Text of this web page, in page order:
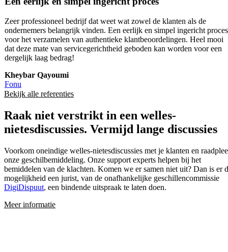
Zeer professioneel bedrijf dat weet wat zowel de klanten als de
ondernemers belangrijk vinden. Een eerlijk en simpel ingericht proces
voor het verzamelen van authentieke klantbeoordelingen. Heel mooi
dat deze mate van servicegerichtheid geboden kan worden voor een
dergelijk laag bedrag!
Kheybar Qayoumi
Fonu
Bekijk alle referenties
Raak niet verstrikt in een welles-
nietesdiscussies. Vermijd lange discussies
Voorkom oneindige welles-nietesdiscussies met je klanten en
onze geschilbemiddeling. Onze support experts helpen bij het
bemiddelen van de klachten. Komen we er samen niet uit? Dan is er
mogelijkheid een jurist, van de onafhankelijke geschillencommissie
DigiDispuut, een bindende uitspraak te laten doen.
Meer informatie